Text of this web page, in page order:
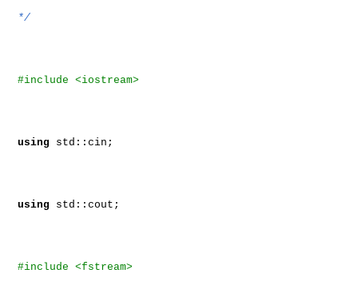
*/
#include <iostream>
using std::cin;
using std::cout;
#include <fstream>